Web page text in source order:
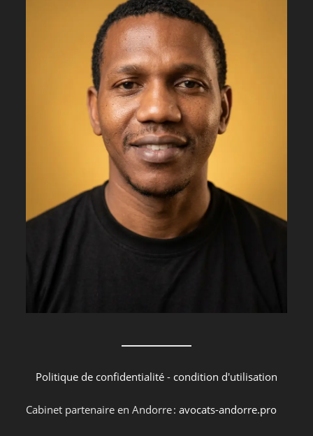
Politique de confidentialité - condition d'utilisation
Cabinet partenaire en Andorre :avocats-andorre.pro